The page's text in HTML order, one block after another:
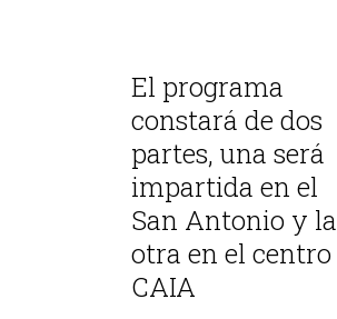
El programa
constará de dos
partes, una será
impartida en el
San Antonio y la
otra en el centro
CAIA